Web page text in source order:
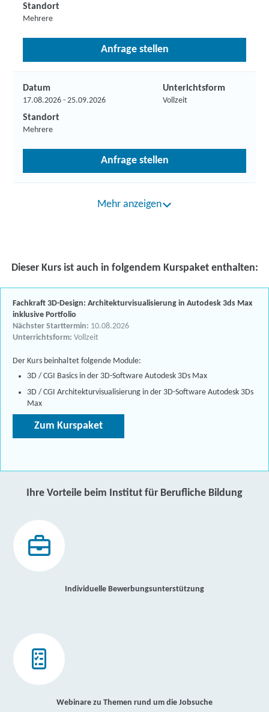
Standort
Mehrere
Anfrage stellen
Datum
17.08.2026 - 25.09.2026
Unterichtsform
Vollzeit
Standort
Mehrere
Anfrage stellen
Mehr anzeigen
Dieser Kurs ist auch in folgendem Kurspaket enthalten:
Fachkraft 3D-Design: Architekturvisualisierung in Autodesk 3ds Max
inklusive Portfolio
Nächster Starttermin: 10.08.2026
Unterrichtsform: Vollzeit
Der Kurs beinhaltet folgende Module:
3D / CGI Basics in der 3D-Software Autodesk 3Ds Max
3D / CGI Architekturvisualisierung in der 3D-Software Autodesk 3Ds
Max
Zum Kurspaket
Ihre Vorteile beim Institut für Berufliche Bildung
Individuelle Bewerbungsunterstützung
Webinare zu Themen rund um die Jobsuche